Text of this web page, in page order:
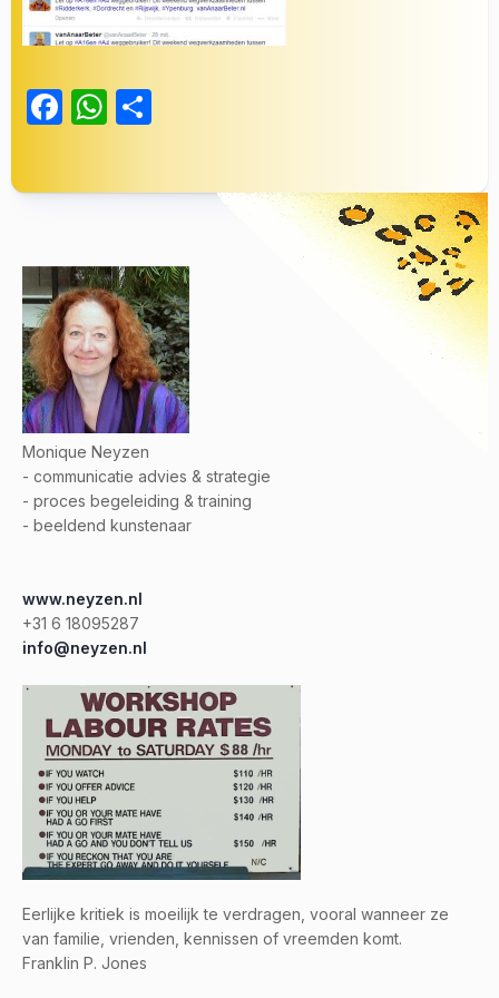
Facebook
WhatsApp
Monique Neyzen
- communicatie advies & strategie
- proces begeleiding & training
- beeldend kunstenaar
www.neyzen.nl
+31 6 18095287
info@neyzen.nl
Eerlijke kritiek is moeilijk te verdragen, vooral wanneer ze
van familie, vrienden, kennissen of vreemden komt.
Franklin P. Jones